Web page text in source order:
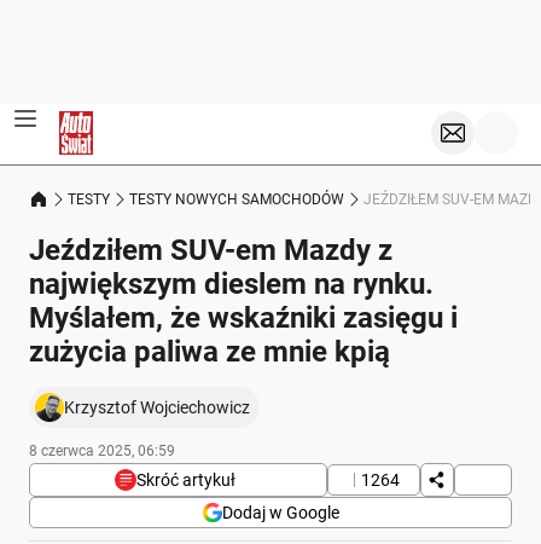
TESTY TESTY NOWYCH SAMOCHODÓW JEŹDZIŁEM SUV-EM
Jeździłem SUV-em Mazdy z
największym dieslem na rynku.
Myślałem, że wskaźniki zasięgu i
zużycia paliwa ze mnie kpią
Krzysztof Wojciechowicz
8 czerwca 2025, 06:59
Skróć artykuł
1264
Dodaj w Google